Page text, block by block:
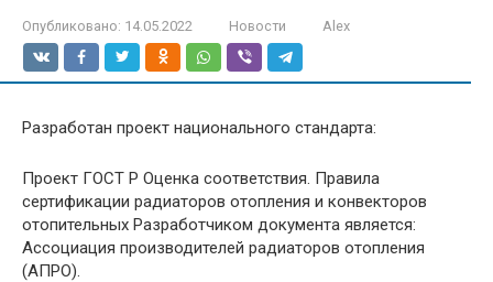
Опубликовано: 14.05.2022 Новости Alex
Разработан проект национального стандарта:
Проект ГОСТ Р Оценка соответствия. Правила
сертификации радиаторов отопления и конвекторов
отопительных Разработчиком документа является:
Ассоциация производителей радиаторов отопления
(АПРО).